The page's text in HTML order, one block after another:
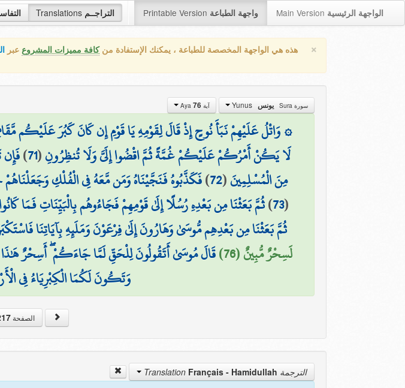
Translations التراجــم Printable Version واجهة الطباعة Main Version الواجهة الرئيسية
× هذه هي الواجهة المخصصة للطباعة ، يمكنك الإستفادة منكافة مميزات المشروع عبر
سورة Sura يونس آية Aya 76
۞ وَاتْلُ عَلَيْهِمْ نَبَأَ نُوحٍ إِذْ قَالَ لِقَوْمِهِ يَا قَوْمِ إِن كَانَ كَبُرَ عَلَيْكُم
لَا يَكُنْ أَمْرُكُمْ عَلَيْكُمْ غُمَّةً ثُمَّ اقْضُوا إِلَيَّ وَلَا تُنظِرُونِ(
71
)
مِنَ الْمُسْلِمِينَ(
72
)فَكَذَّبُوهُ فَنَجَّيْنَاهُ وَمَن مَّعَهُ فِي الْفُلْكِ
(
73
)ثُمَّ بَعَثْنَا مِن بَعْدِهِ رُسُلًا إِلَىٰ قَوْمِهِمْ فَجَاءُوهُم بِالْبَيِّنَاتِ فَمَا
ثُمَّ بَعَثْنَا مِن بَعْدِهِم مُّوسَىٰ وَهَارُونَ إِلَىٰ فِرْعَوْنَ وَمَلَئِهِ بِآيَاتِنَا
لَسِحْرٌ مُّبِينٌ (76)
قَالَ مُوسَىٰ أَتَقُولُونَ لِلْحَقِّ لَمَّا جَاءَكُمْ ۖ أَسِحْرٌ
وَتَكُونَ لَكُمَا الْكِبْرِيَاءُ فِي
الصفحة Page
الترجمة Translation Français - Hamidullah